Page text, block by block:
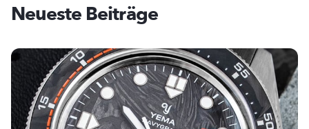
Neueste Beiträge